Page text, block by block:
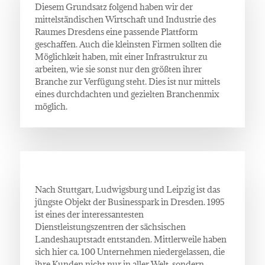
Diesem Grundsatz folgend haben wir der
mittelständischen Wirtschaft und Industrie des
Raumes Dresdens eine passende Plattform
geschaffen. Auch die kleinsten Firmen sollten die
Möglichkeit haben, mit einer Infrastruktur zu
arbeiten, wie sie sonst nur den größten ihrer
Branche zur Verfügung steht. Dies ist nur mittels
eines durchdachten und gezielten Branchenmix
möglich.
Nach Stuttgart, Ludwigsburg und Leipzig ist das
jüngste Objekt der Businesspark in Dresden. 1995
ist eines der interessantesten
Dienstleistungszentren der sächsischen
Landeshauptstadt entstanden. Mittlerweile haben
sich hier ca. 100 Unternehmen niedergelassen, die